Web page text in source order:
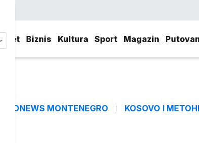
Svet Biznis Kultura Sport Magazin
EURONEWS MONTENEGRO KOSOVO I